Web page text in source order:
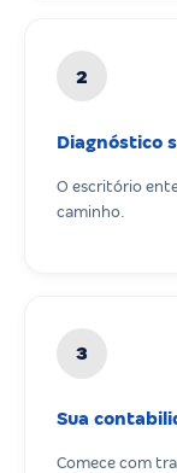
2
Diagnóstico
O escritório
caminho.
3
Sua
Comece com